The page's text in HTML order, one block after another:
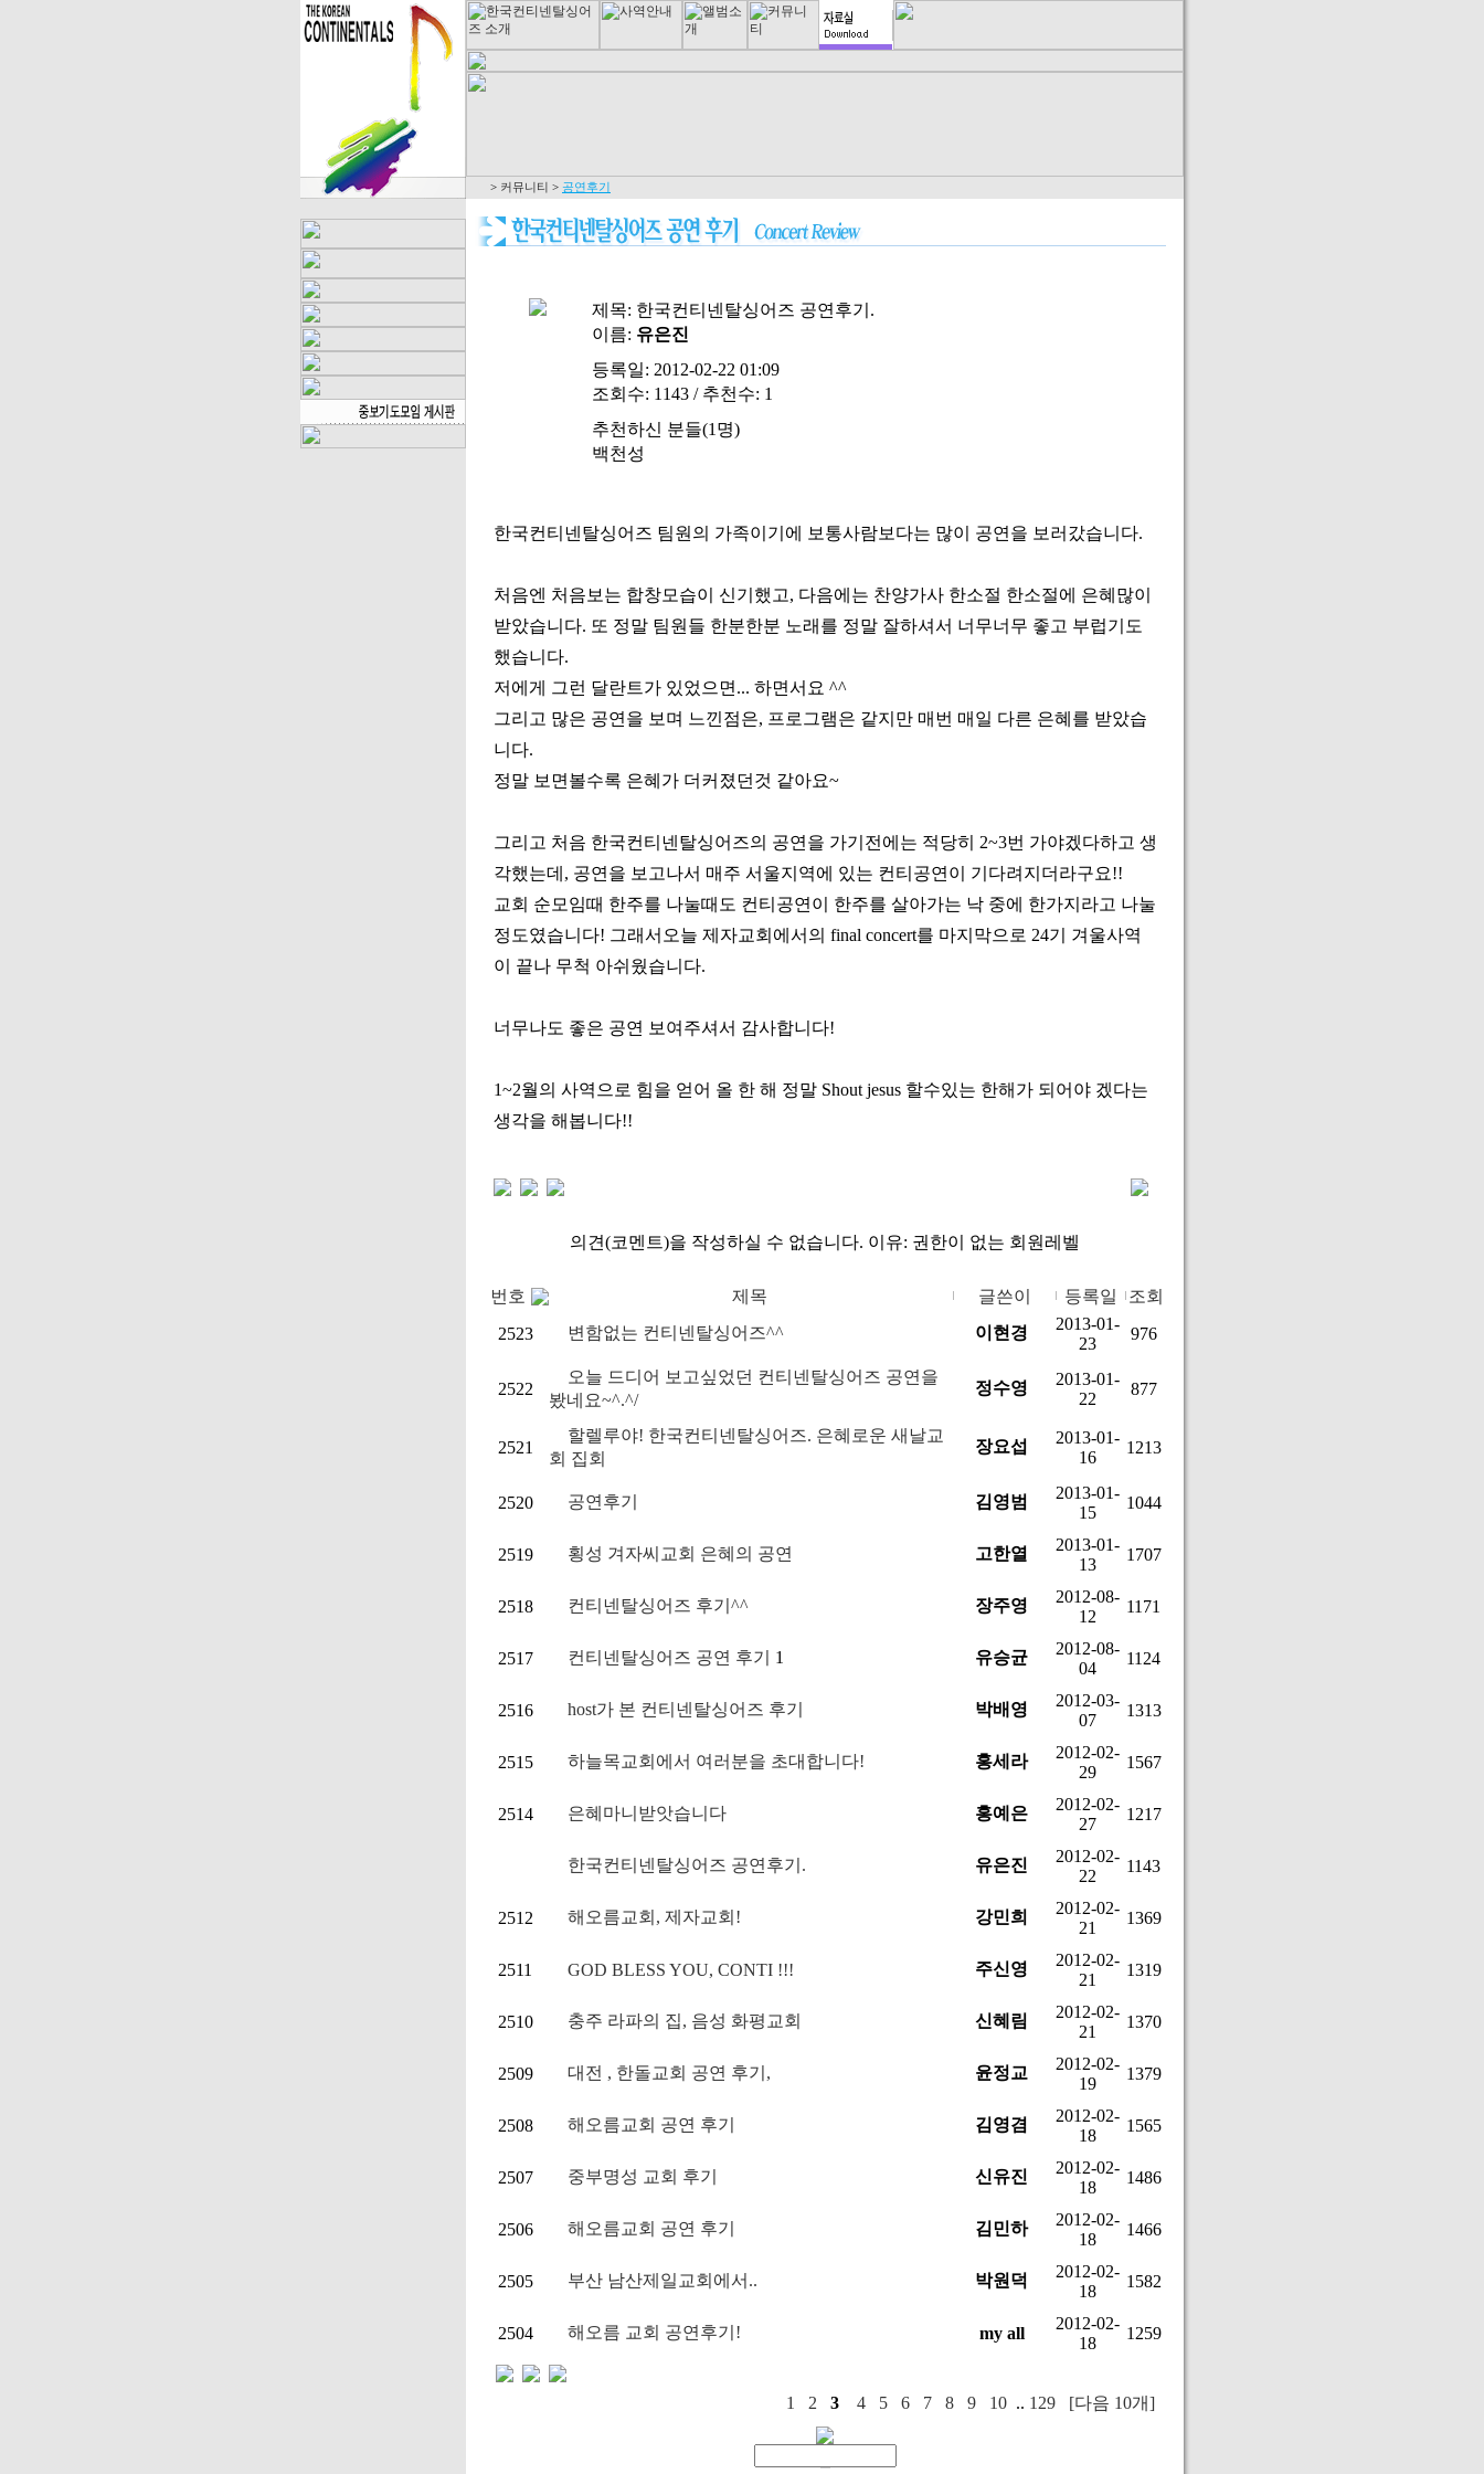
> 커뮤니티 > 공연후기
제목: 한국컨티넨탈싱어즈 공연후기.
이름: 유은진
등록일: 2012-02-22 01:09
조회수: 1143 / 추천수: 1
추천하신 분들(1명)
백천성
한국컨티넨탈싱어즈 팀원의 가족이기에 보통사람보다는 많이 공연을 보러갔습니다.
처음엔 처음보는 합창모습이 신기했고, 다음에는 찬양가사 한소절 한소절에 은혜많이
받았습니다. 또 정말 팀원들 한분한분 노래를 정말 잘하셔서 너무너무 좋고 부럽기도
했습니다.
저에게 그런 달란트가 있었으면... 하면서요 ^^
그리고 많은 공연을 보며 느낀점은, 프로그램은 같지만 매번 매일 다른 은혜를 받았습
니다.
정말 보면볼수록 은혜가 더커졌던것 같아요~
그리고 처음 한국컨티넨탈싱어즈의 공연을 가기전에는 적당히 2~3번 가야겠다하고 생
각했는데, 공연을 보고나서 매주 서울지역에 있는 컨티공연이 기다려지더라구요!!
교회 순모임때 한주를 나눌때도 컨티공연이 한주를 살아가는 낙 중에 한가지라고 나눌
정도였습니다! 그래서오늘 제자교회에서의 final concert를 마지막으로 24기 겨울사역
이 끝나 무척 아쉬웠습니다.
너무나도 좋은 공연 보여주셔서 감사합니다!
1~2월의 사역으로 힘을 얻어 올 한 해 정말 Shout jesus 할수있는 한해가 되어야 겠다는
생각을 해봅니다!!
의견(코멘트)을 작성하실 수 없습니다. 이유: 권한이 없는 회원레벨
번호 제목 글쓴이 등록일
조회
2523
변함없는 컨티넨탈싱어즈^^ 이현경
2013-01-
23
976
2522
오늘 드디어 보고싶었던 컨티넨탈싱어즈 공연을
봤네요~^.^/
정수영
2013-01-
22
877
2521
할렐루야! 한국컨티넨탈싱어즈. 은혜로운 새날교
회 집회
장요섭
2013-01-
16
1213
2520 공연후기 김영범
2013-01-
15
1044
2519 횡성 겨자씨교회 은혜의 공연 고한열
2013-01-
13
1707
2518 컨티넨탈싱어즈 후기^^ 장주영
2012-08-
12
1171
2517 컨티넨탈싱어즈 공연 후기 1 유승균
2012-08-
04
1124
2516 host가 본 컨티넨탈싱어즈 후기 박배영
2012-03-
07
1313
2515 하늘목교회에서 여러분을 초대합니다! 홍세라
2012-02-
29
1567
2514 은혜마니받앗습니다 홍예은
2012-02-
27
1217
한국컨티넨탈싱어즈 공연후기. 유은진
2012-02-
22
1143
2512 해오름교회, 제자교회! 강민희
2012-02-
21
1369
2511 GOD BLESS YOU, CONTI !!! 주신영
2012-02-
21
1319
2510 충주 라파의 집, 음성 화평교회 신혜림
2012-02-
21
1370
2509 대전 , 한돌교회 공연 후기, 윤정교
2012-02-
19
1379
2508 해오름교회 공연 후기 김영겸
2012-02-
18
1565
2507 중부명성 교회 후기 신유진
2012-02-
18
1486
2506 해오름교회 공연 후기 김민하
2012-02-
18
1466
2505 부산 남산제일교회에서.. 박원덕
2012-02-
18
1582
2504 해오름 교회 공연후기! my all
2012-02-
18
1259
1 2 3 4 5 6 7 8 9 10 .. 129 [다음 10개]